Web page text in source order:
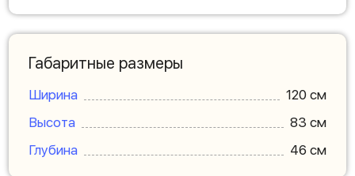
Габаритные размеры
Ширина
120 см
Высота
83 см
Глубина
46 см